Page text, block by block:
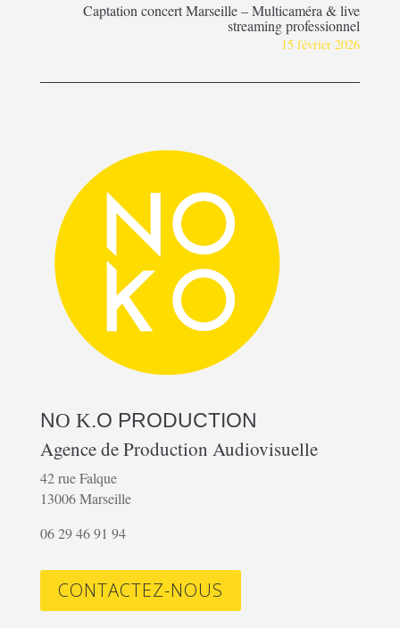
Captation concert Marseille – Multicaméra & live
streaming professionnel
15 février 2026
NO K.O PRODUCTION
Agence de Production Audiovisuelle
42 rue Falque
13006 Marseille
06 29 46 91 94
CONTACTEZ-NOUS